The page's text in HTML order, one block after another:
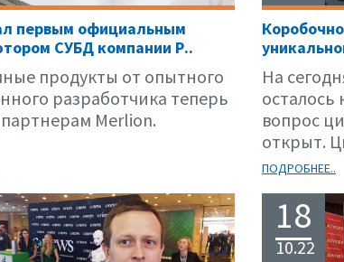
первым официальным
СУБД компании Р..
продукты от опытного
разработчика теперь
Merlion.
На
вопрос
открыт.
ПОДРОБНЕЕ..
18
10.22